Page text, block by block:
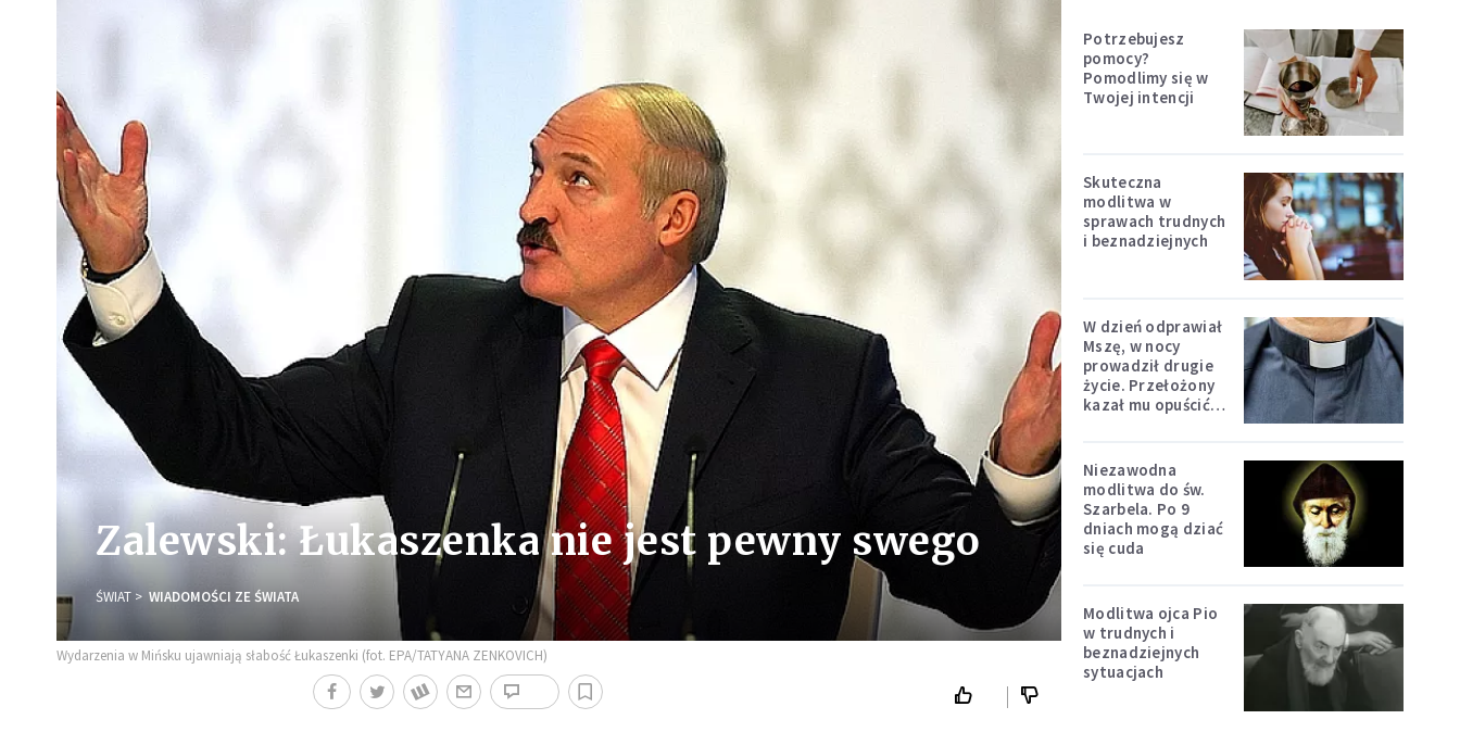
Zalewski: Łukaszenka nie jest pewny swego
ŚWIAT WIADOMOŚCI ZE ŚWIATA
Wydarzenia w Mińsku ujawniają słabość Łukaszenki (fot. EPA/TATYANA ZENKOVICH)
Potrzebujesz
pomocy?
Pomodlimy się w
Twojej intencji
Skuteczna
modlitwa w
sprawach trudnych
i beznadziejnych
W dzień odprawiał
Mszę, w nocy
prowadził drugie
życie. Przełożony
kazał mu opuścić
Niezawodna
modlitwa do św.
Szarbela. Po 9
dniach mogą dziać
się cuda
Modlitwa ojca Pio
w trudnych i
beznadziejnych
sytuacjach